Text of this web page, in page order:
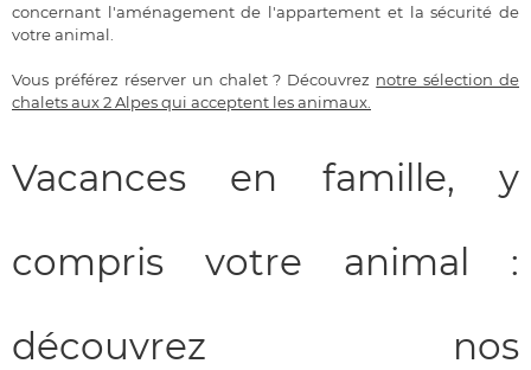
concernant l'aménagement de l'appartement et la sécurité de
votre animal.
Vous préférez réserver un chalet ? Découvrez notre sélection de
chalets aux 2 Alpes qui acceptent les animaux.
Vacances en famille, y
compris votre animal :
découvrez nos